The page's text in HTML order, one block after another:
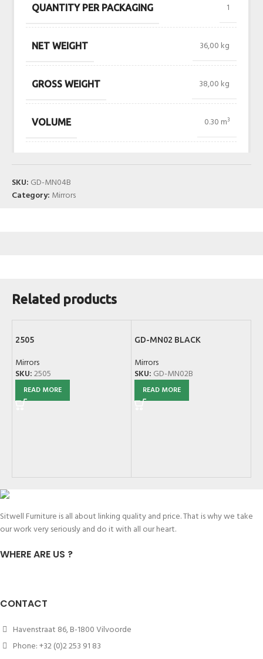
QUANTITY PER PACKAGING 1
NET WEIGHT 36,00 kg
GROSS WEIGHT 38,00 kg
VOLUME 0.30 m³
SKU: GD-MN04B
Category: Mirrors
Related products
2505
Mirrors
SKU:2505
READ MORE
GD-MN02 BLACK
Mirrors
SKU: GD-MN02B
READ MORE
Sitwell Furniture is all about linking quality and price. That is why we take
our work very seriously and do it with all our heart.
WHERE ARE US ?
CONTACT
Havenstraat 86, B-1800 Vilvoorde
Phone: +32 (0)2 253 91 83